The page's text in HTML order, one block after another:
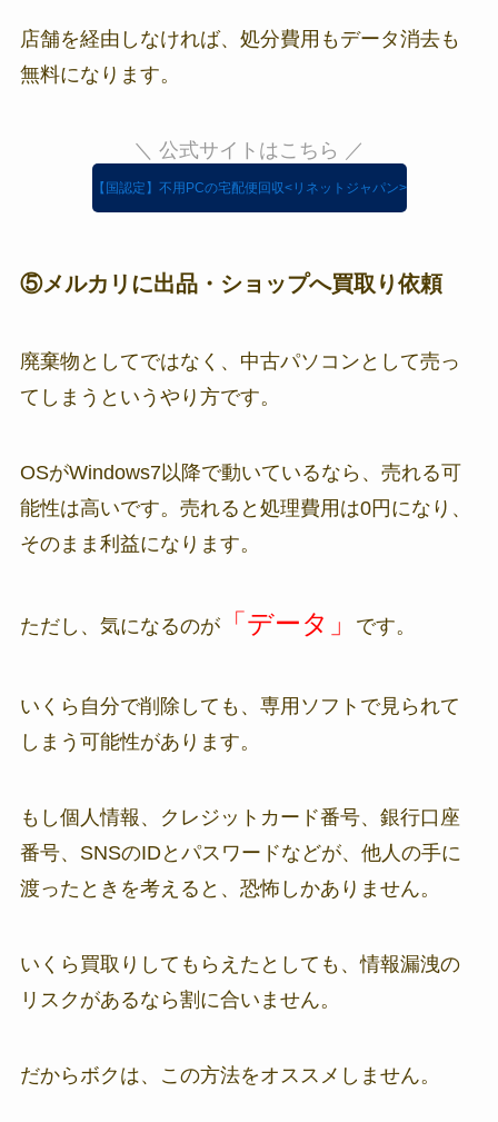
店舗を経由しなければ、処分費用もデータ消去も
無料になります。
＼ 公式サイトはこちら ／
【国認定】不用PCの宅配便回収<リネットジャパン>
⑤メルカリに出品・ショップへ買取り依頼
廃棄物としてではなく、中古パソコンとして売っ
てしまうというやり方です。
OSがWindows7以降で動いているなら、売れる可
能性は高いです。売れると処理費用は0円になり、
そのまま利益になります。
ただし、気になるのが「データ」 です。
いくら自分で削除しても、専用ソフトで見られて
しまう可能性があります。
もし個人情報、クレジットカード番号、銀行口座
番号、SNSのIDとパスワードなどが、他人の手に
渡ったときを考えると、恐怖しかありません。
いくら買取りしてもらえたとしても、情報漏洩の
リスクがあるなら割に合いません。
だからボクは、この方法をオススメしません。